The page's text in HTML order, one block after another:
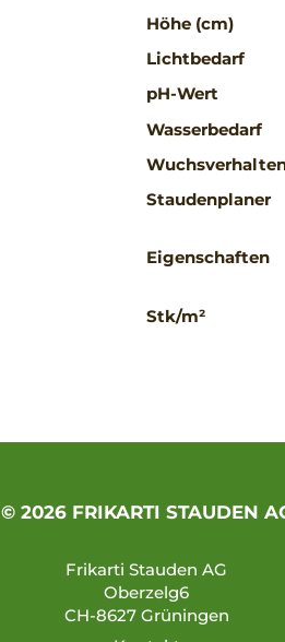
Höhe (cm)
Lichtbedarf
pH-Wert
Wasserbedarf
Staudenplaner
Eigenschaften
Stk/m²
© 2026 FRIKARTI STAUDEN
Frikarti Stauden AG
Oberzelg6
CH-8627 Grüningen